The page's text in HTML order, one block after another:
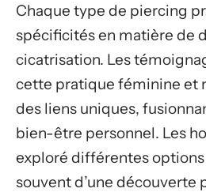
Chaque type de piercing
spécificités en matière de
cicatrisation. Les
cette pratique féminine et
des liens uniques,
bien-être personnel. Les
exploré différentes
souvent d’une découverte